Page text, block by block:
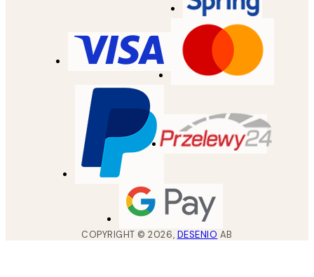
COPYRIGHT ©2026, DESENIO AB